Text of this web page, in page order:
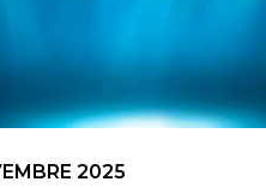
2025